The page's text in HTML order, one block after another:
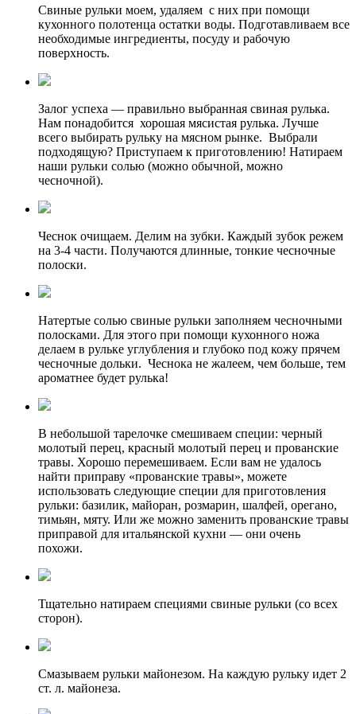
Свиные рульки моем, удаляем с них при помощи
кухонного полотенца остатки воды. Подготавливаем все
необходимые ингредиенты, посуду и рабочую
поверхность.
Залог успеха — правильно выбранная свиная рулька.
Нам понадобится хорошая мясистая рулька. Лучше
всего выбирать рульку на мясном рынке. Выбрали
подходящую? Приступаем к приготовлению! Натираем
наши рульки солью (можно обычной, можно
чесночной).
Чеснок очищаем. Делим на зубки. Каждый зубок режем
на 3-4 части. Получаются длинные, тонкие чесночные
полоски.
Натертые солью свиные рульки заполняем чесночными
полосками. Для этого при помощи кухонного ножа
делаем в рульке углубления и глубоко под кожу прячем
чесночные дольки. Чеснока не жалеем, чем больше, тем
ароматнее будет рулька!
В небольшой тарелочке смешиваем специи: черный
молотый перец, красный молотый перец и прованские
травы. Хорошо перемешиваем. Если вам не удалось
найти приправу «прованские травы», можете
использовать следующие специи для приготовления
рульки: базилик, майоран, розмарин, шалфей, орегано,
тимьян, мяту. Или же можно заменить прованские травы
приправой для итальянской кухни — они очень
похожи.
Тщательно натираем специями свиные рульки (со всех
сторон).
Смазываем рульки майонезом. На каждую рульку идет 2
ст. л. майонеза.